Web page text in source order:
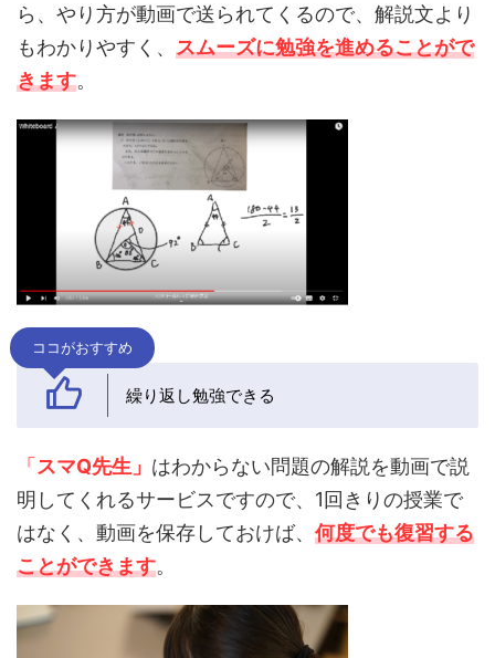
ら、やり方が動画で送られてくるので、解説文より
もわかりやすく、 スムーズに勉強を進めることがで
きます。
ココがおすすめ
繰り返し勉強できる
「 スマQ先生」 はわからない問題の解説を動画で説
明してくれるサービスですので、1回きりの授業で
はなく、動画を保存しておけば、 何度でも復習する
ことができます。